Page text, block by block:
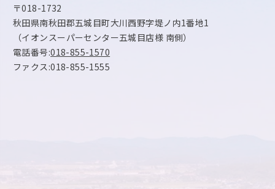
〒018-1732
秋田県南秋田郡五城目町大川西野字堤ノ内1番地1
（イオンスーパーセンター五城目店様 南側）
電話番号:018-855-1570
ファクス:018-855-1555